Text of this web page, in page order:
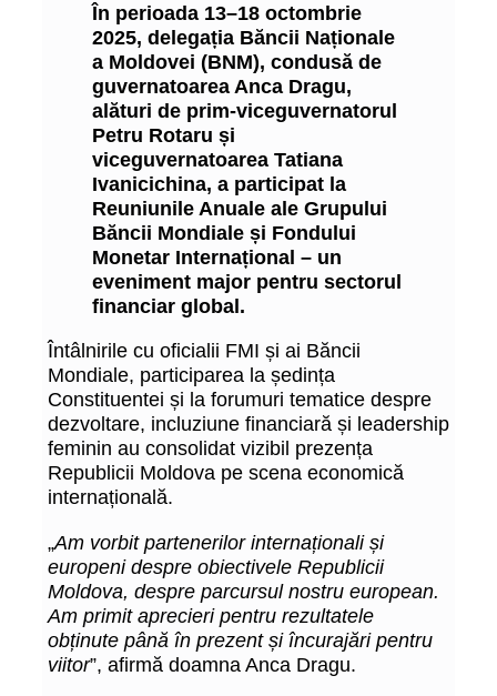
În perioada 13–18 octombrie
2025, delegația Băncii Naționale
a Moldovei (BNM), condusă de
guvernatoarea Anca Dragu,
alături de prim-viceguvernatorul
Petru Rotaru și
viceguvernatoarea Tatiana
Ivanicichina, a participat la
Reuniunile Anuale ale Grupului
Băncii Mondiale și Fondului
Monetar Internațional – un
eveniment major pentru sectorul
financiar global.
Întâlnirile cu oficialii FMI și ai Băncii
Mondiale, participarea la ședința
Constituentei și la forumuri tematice despre
dezvoltare, incluziune financiară și leadership
feminin au consolidat vizibil prezența
Republicii Moldova pe scena economică
internațională.
„Am vorbit partenerilor internaționali și
europeni despre obiectivele Republicii
Moldova, despre parcursul nostru european.
Am primit aprecieri pentru rezultatele
obținute până în prezent și încurajări pentru
viitor”, afirmă doamna Anca Dragu.